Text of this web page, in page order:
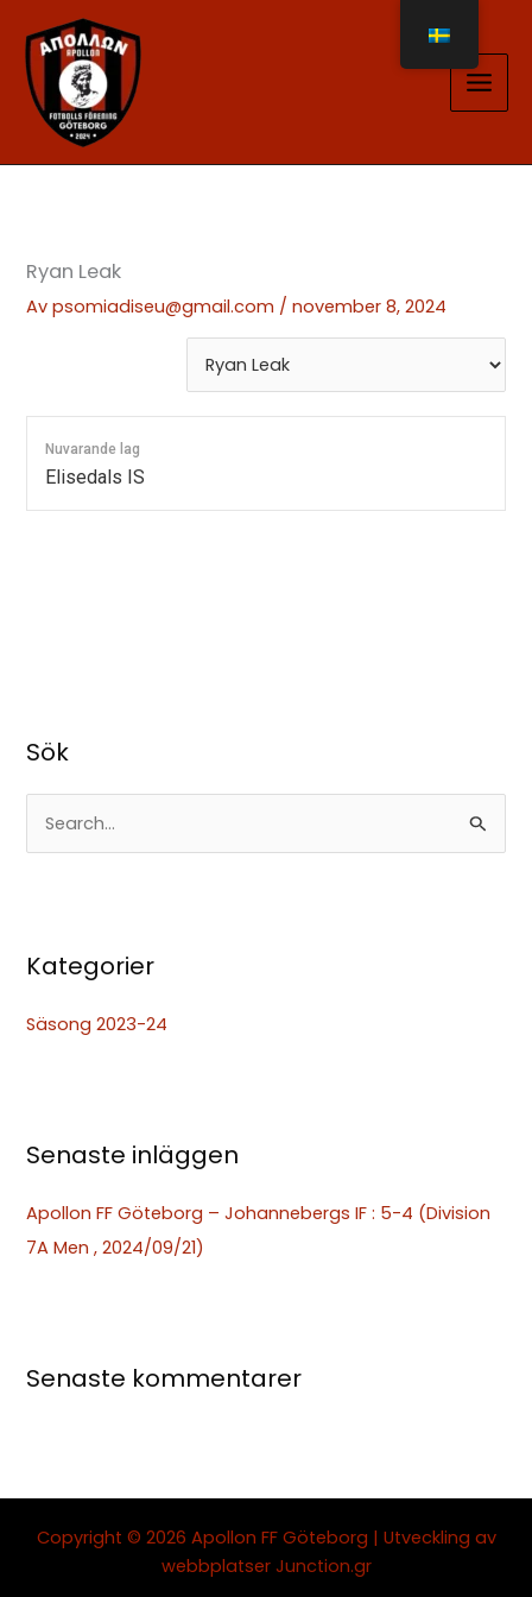
innehåll
Ryan Leak
Avpsomiadiseu@gmail.com /november 8, 2024
Nuvarande lag
Elisedals IS
Sök
ö
f
e
Kategorier
Säsong 2023-24
Senaste inläggen
Apollon FF Göteborg – Johannebergs IF : 5-4 (Division
7A Men , 2024/09/21)
Senaste kommentarer
Copyright © 2026 Apollon FF Göteborg | Utveckling av
webbplatser Junction.gr